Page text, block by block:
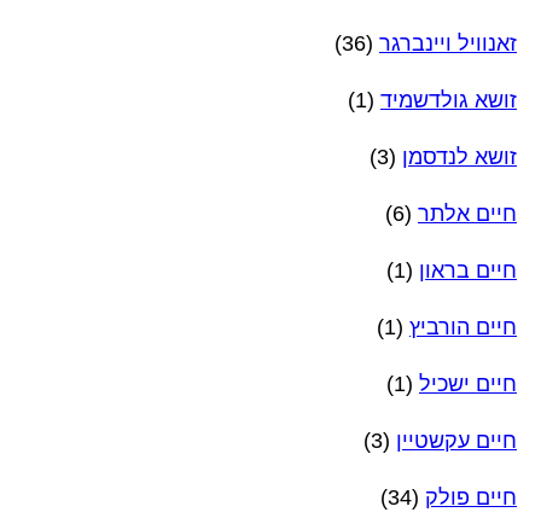
זאנוויל ויינברגר (36)
זושא גולדשמיד (1)
זושא לנדסמן (3)
חיים אלתר (6)
חיים בראון (1)
חיים הורביץ (1)
חיים ישכיל (1)
חיים עקשטיין (3)
חיים פולק (34)